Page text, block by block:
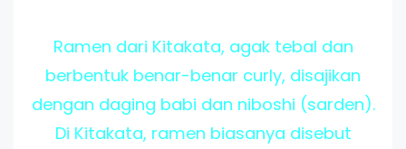
Ramen dari Kitakata, agak tebal dan
berbentuk benar-benar curly, disajikan
dengan daging babi dan niboshi (sarden).
Di Kitakata, ramen biasanya disebut